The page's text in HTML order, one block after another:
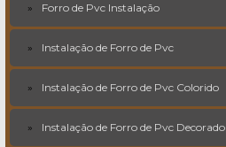
Forro de Pvc Instalação
Instalação de Forro de Pvc
Instalação de Forro de Pvc Colorido
Instalação de Forro de Pvc Decorado